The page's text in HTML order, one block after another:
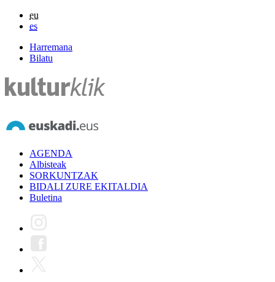
eu
es
Harremana
Bilatu
AGENDA
Albisteak
SORKUNTZAK
BIDALI ZURE EKITALDIA
Buletina